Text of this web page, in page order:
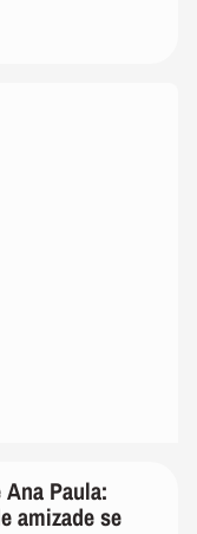
Paula:
amizade se